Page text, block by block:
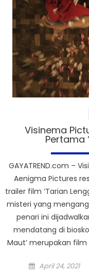
Visinema
Pertama
GAYATREND.com –
Aenigma Pictures
trailer film ‘Tarian
misteri yang
penari ini
mendatang di
Maut’ merupakan
Posted
April 24, 2021